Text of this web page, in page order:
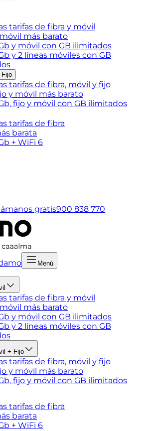
tarifas de fibra y móvil
más barato
y móvil con GB ilimitados
y 2 líneas móviles con GB
Fijo
tarifas de fibra, móvil y fijo
y móvil más barato
fijo y móvil con GB ilimitados
tarifas de fibra
barata
+ WiFi 6
gratis900 838 770
Menú
tarifas de fibra y móvil
más barato
y móvil con GB ilimitados
y 2 líneas móviles con GB
+ Fijo
tarifas de fibra, móvil y fijo
y móvil más barato
fijo y móvil con GB ilimitados
tarifas de fibra
barata
+ WiFi 6